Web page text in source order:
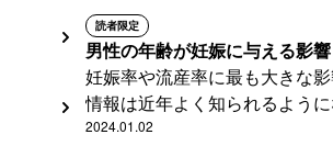
読者限定
男性の年齢が妊娠に与える影
妊娠率や流産率に最も大きな
情報は近年よく知られるよう
2024.01.02